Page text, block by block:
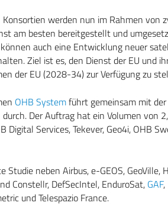
werden nun im Rahmen von
am besten bereitgestellt und
auch eine Entwicklung neuer
Ziel ist es, den Dienst der EU und
der EU (2028-34) zur Verfügung zu
OHB Systemführt gemeinsam mit der
Der Auftrag hat ein Volumen von
Digital Services, Tekever, Geo4i, OHB
Studie neben Airbus, e-GEOS, GeoVille,
Constellr, DefSecIntel, EnduroSat, GAF,
und Telespazio France.